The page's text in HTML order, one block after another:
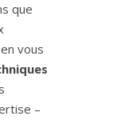
que
vous
–